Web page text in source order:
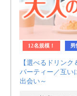
12名規模！ 男
【選べるドリン
パーティー／互い
出会い～